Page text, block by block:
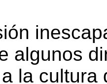
algunos
la cultura